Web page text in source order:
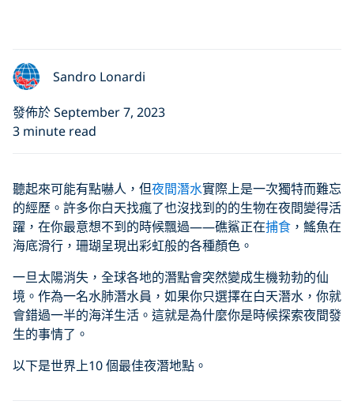
Sandro Lonardi
發佈於 September 7, 2023
3 minute read
聽起來可能有點嚇人，但夜間潛水實際上是一次獨特而難忘
的經歷。許多你白天找瘋了也沒找到的的生物在夜間變得活
躍，在你最意想不到的時候飄過——礁鯊正在捕食 ，鰩魚在
海底滑行，珊瑚呈現出彩虹般的各種顏色。
一旦太陽消失，全球各地的潛點會突然變成生機勃勃的仙
境。作為一名水肺潛水員，如果你只選擇在白天潛水，你就
會錯過一半的海洋生活。這就是為什麼你是時候探索夜間發
生的事情了。
以下是世界上10 個最佳夜潛地點。